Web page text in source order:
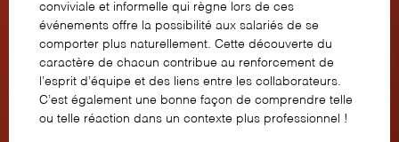
conviviale et informelle qui règne lors de ces
événements offre la possibilité aux salariés de se
comporter plus naturellement. Cette découverte du
caractère de chacun contribue au renforcement de
l’esprit d’équipe et des liens entre les collaborateurs.
C’est également une bonne façon de comprendre telle
ou telle réaction dans un contexte plus professionnel !